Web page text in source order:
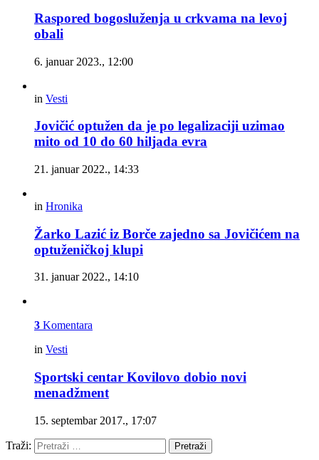
Raspored bogosluženja u crkvama na levoj
obali
6. januar 2023., 12:00
in Vesti
Jovičić optužen da je po legalizaciji uzimao
mito od 10 do 60 hiljada evra
21. januar 2022., 14:33
in Hronika
Žarko Lazić iz Borče zajedno sa Jovičićem na
optuženičkoj klupi
31. januar 2022., 14:10
3 Komentara
in Vesti
Sportski centar Kovilovo dobio novi
menadžment
15. septembar 2017., 17:07
Traži: Pretraži